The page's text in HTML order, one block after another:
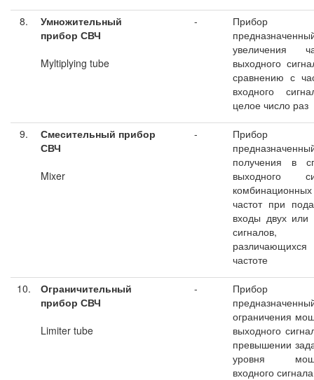
8.
Умножительный
прибор СВЧ
Myltiplying tube
-
Прибор
увеличения
выходного
сравнению с
входного
целое число раз
9.
Смесительный прибор
СВЧ
Mixer
-
Прибор
получения в
выходного
комбинационных
частот при
входы двух или
сигналов,
частоте
10.
Ограничительный
прибор СВЧ
Limiter tube
-
Прибор
ограничения
выходного
превышении
уровня
входного сигнала